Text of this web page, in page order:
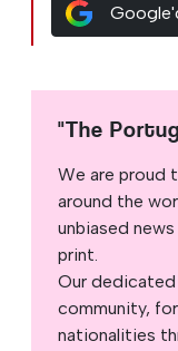
"The
We are proud
around the
unbiased
print.
Our
community,
nationalities